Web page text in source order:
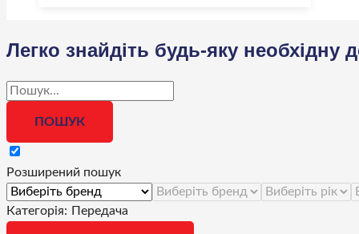
Легко знайдіть будь-яку необхідну
Розширений пошук
Категорія: Передача